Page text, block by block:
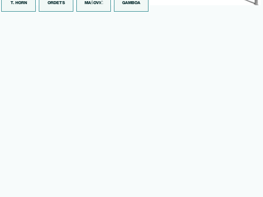
T. HORN ORDETS MAŠOVIĆ GAMBOA